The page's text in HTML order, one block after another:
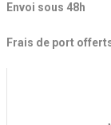
Envoi sous 48h
Frais de port